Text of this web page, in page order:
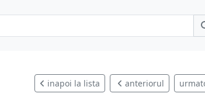
inapoi la lista anteriorul